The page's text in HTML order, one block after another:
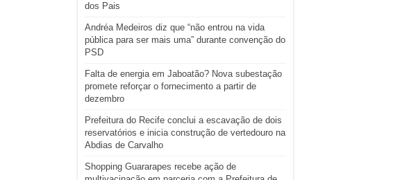
dos Pais
Andréa Medeiros diz que “não entrou na vida
pública para ser mais uma” durante convenção do
PSD
Falta de energia em Jaboatão? Nova subestação
promete reforçar o fornecimento a partir de
dezembro
Prefeitura do Recife conclui a escavação de dois
reservatórios e inicia construção de vertedouro na
Abdias de Carvalho
Shopping Guararapes recebe ação de